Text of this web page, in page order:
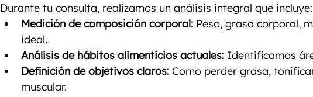
Durante tu consulta, realizamos un análisis integral que incluye:
Medición de composición corporal: Peso, grasa corporal,
ideal.
Análisis de hábitos alimenticios actuales: Identificamos
Definición de objetivos claros: Como perder grasa,
muscular.